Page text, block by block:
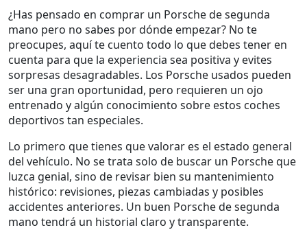
¿Has pensado en comprar un Porsche de segunda
mano pero no sabes por dónde empezar? No te
preocupes, aquí te cuento todo lo que debes tener en
cuenta para que la experiencia sea positiva y evites
sorpresas desagradables. Los Porsche usados pueden
ser una gran oportunidad, pero requieren un ojo
entrenado y algún conocimiento sobre estos coches
deportivos tan especiales.
Lo primero que tienes que valorar es el estado general
del vehículo. No se trata solo de buscar un Porsche que
luzca genial, sino de revisar bien su mantenimiento
histórico: revisiones, piezas cambiadas y posibles
accidentes anteriores. Un buen Porsche de segunda
mano tendrá un historial claro y transparente.